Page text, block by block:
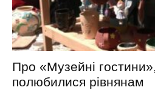
Про «Музейні
полюбилися рівнянам